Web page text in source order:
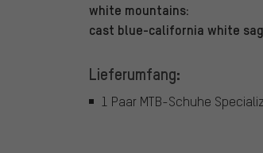
white mountains:
cast blue-california white
Lieferumfang:
1 Paar MTB-Schuhe